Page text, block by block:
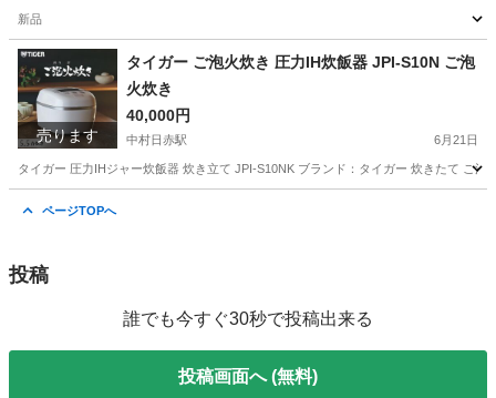
新品
愛知 名古屋市 中村日赤駅 Tシャツ ユニクロ
売ります
タイガー ご泡火炊き 圧力IH炊飯器 JPI-S10N ご泡
火炊き
40,000円
中村日赤駅 6月21日
タイガー 圧力IHジャー炊飯器 炊き立て JPI-S10NK ブランド：タイガー 炊きたて ご
ページTOPへ
投稿
誰でも今すぐ30秒で投稿出来る
投稿画面へ (無料)